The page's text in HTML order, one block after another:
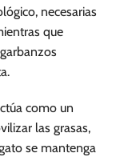
necesarias
que
como un
las grasas,
se mantenga